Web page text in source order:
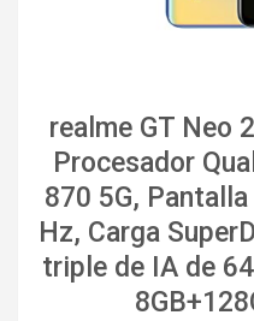
realme GT Neo
Procesador
870 5G,
Hz, Carga
triple de IA de